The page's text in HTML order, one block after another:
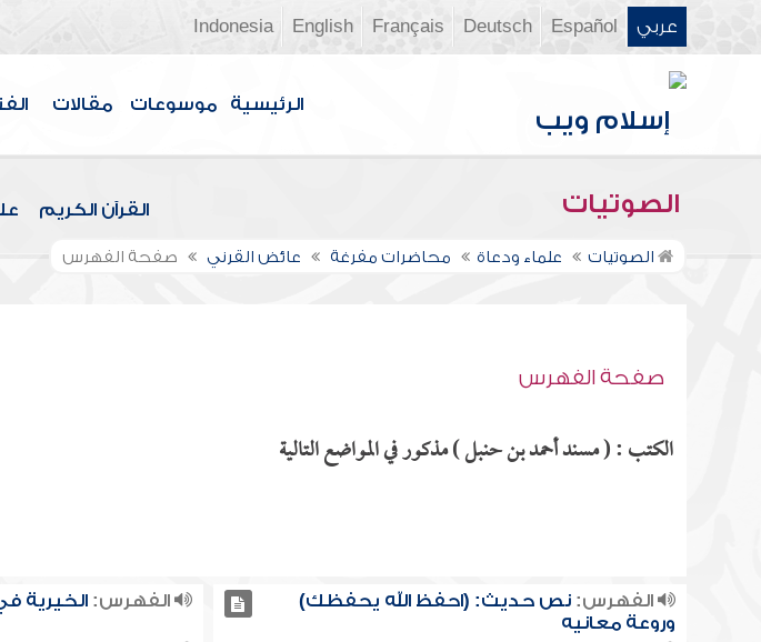
عربي Español
Deutsch
Français
English
Indonesia
الرئيسية موسوعات مقالات
الصوتيات القرآن الكريم
الصوتيات علماء ودعاة محاضرات مفرغة عائض القرني صفحة الفهرس
صفحة الفهرس
الكتب : ( مسند أحمد بن حنبل ) مذكور في المواضع التالية
الفهرس:نص حديث: (احفظ الله يحفظك)
وروعة معانيه
الفهرس: الخيرية